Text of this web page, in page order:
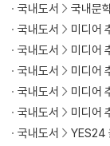
국내도서
국내문
국내도서
미디어
국내도서
미디어
국내도서
미디어
국내도서
미디어
국내도서
미디어
국내도서
YES24